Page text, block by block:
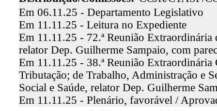
Em 06.11.25 - Departamento Legislativo
Em 11.11.25 - Leitura no Expediente
Em 11.11.25 - 72.ª Reunião Extraordinária
relator Dep. Guilherme Sampaio, com
Em 11.11.25 - 38.ª Reunião Extraordinária
Tributação; de Trabalho, Administração e
Social e Saúde, relator Dep. Guilherme
Em 11.11.25 - Plenário, favorável /